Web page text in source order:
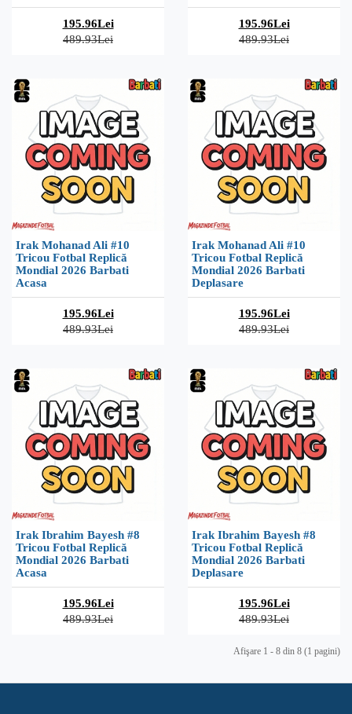
195.96Lei
489.93Lei
195.96Lei
489.93Lei
Irak Mohanad Ali #10
Tricou Fotbal Replică
Mondial 2026 Barbati
Acasa
195.96Lei
489.93Lei
Irak Mohanad Ali #10
Tricou Fotbal Replică
Mondial 2026 Barbati
Deplasare
195.96Lei
489.93Lei
Irak Ibrahim Bayesh #8
Tricou Fotbal Replică
Mondial 2026 Barbati
Acasa
195.96Lei
489.93Lei
Irak Ibrahim Bayesh #8
Tricou Fotbal Replică
Mondial 2026 Barbati
Deplasare
195.96Lei
489.93Lei
Afişare 1 - 8 din 8 (1 pagini)